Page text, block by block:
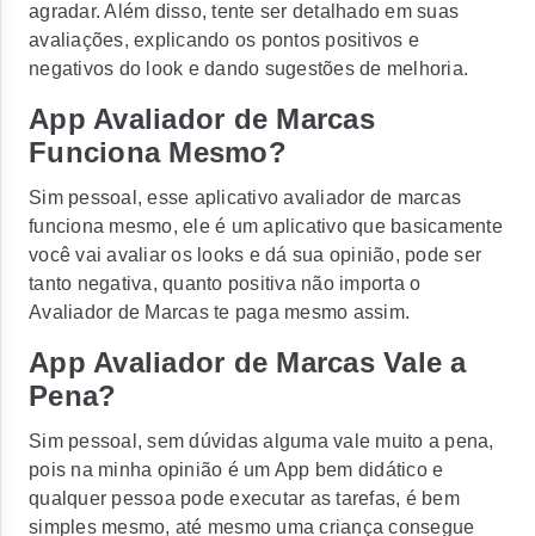
agradar. Além disso, tente ser detalhado em suas
avaliações, explicando os pontos positivos e
negativos do look e dando sugestões de melhoria.
App Avaliador de Marcas
Funciona Mesmo?
Sim pessoal, esse aplicativo avaliador de marcas
funciona mesmo, ele é um aplicativo que basicamente
você vai avaliar os looks e dá sua opinião, pode ser
tanto negativa, quanto positiva não importa o
Avaliador de Marcas te paga mesmo assim.
App Avaliador de Marcas Vale a
Pena?
Sim pessoal, sem dúvidas alguma vale muito a pena,
pois na minha opinião é um App bem didático e
qualquer pessoa pode executar as tarefas, é bem
simples mesmo, até mesmo uma criança consegue